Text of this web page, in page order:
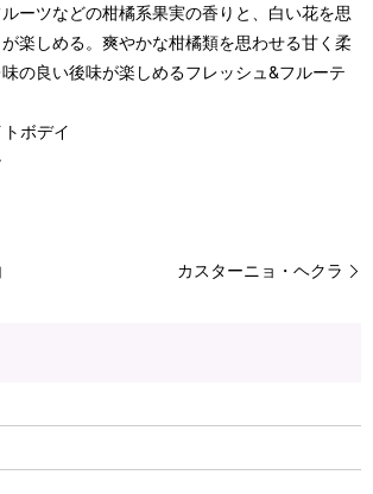
ーツなどの柑橘系果実の香りと、白い花を思
楽しめる。爽やかな柑橘類を思わせる甘く柔
の良い後味が楽しめるフレッシュ&フルーテ
トボデイ
カスターニョ・ヘクラ